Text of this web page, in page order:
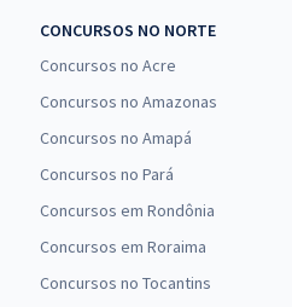
CONCURSOS NO NORTE
Concursos no Acre
Concursos no Amazonas
Concursos no Amapá
Concursos no Pará
Concursos em Rondônia
Concursos em Roraima
Concursos no Tocantins